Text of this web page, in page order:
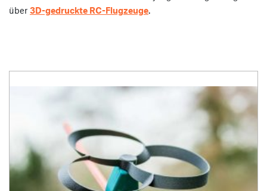
über 3D-gedruckte RC-Flugzeuge.